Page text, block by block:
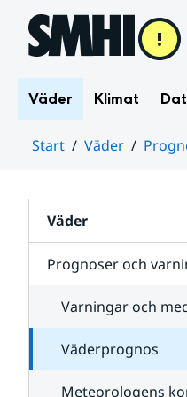
Hoppa till sidans innehåll
Väder Klimat
Start Väder
Väder
Prognoser och
Varningar och
Väderprognos
Meteorologens